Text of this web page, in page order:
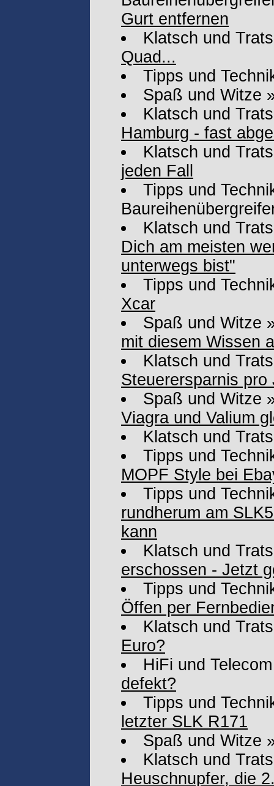
Gurt entfernen
Klatsch und
Quad...
Tipps und
Spaß und Witze
Klatsch und
Hamburg - fast
Klatsch und
jeden Fall
Tipps und
Klatsch und
Dich am meisten
unterwegs bist"
Tipps und
Xcar
Spaß und Witze
mit diesem Wissen
Klatsch und
Steuerersparnis pro
Spaß und Witze
Viagra und Valium
Klatsch und
Tipps und
MOPF Style bei
Tipps und
rundherum am
kann
Klatsch und
erschossen - Jetzt
Tipps und
Öffen per
Klatsch und
Euro?
HiFi und Telecom
defekt?
Tipps und
letzter SLK R171
Spaß und Witze
Klatsch und
Heuschnupfer, die